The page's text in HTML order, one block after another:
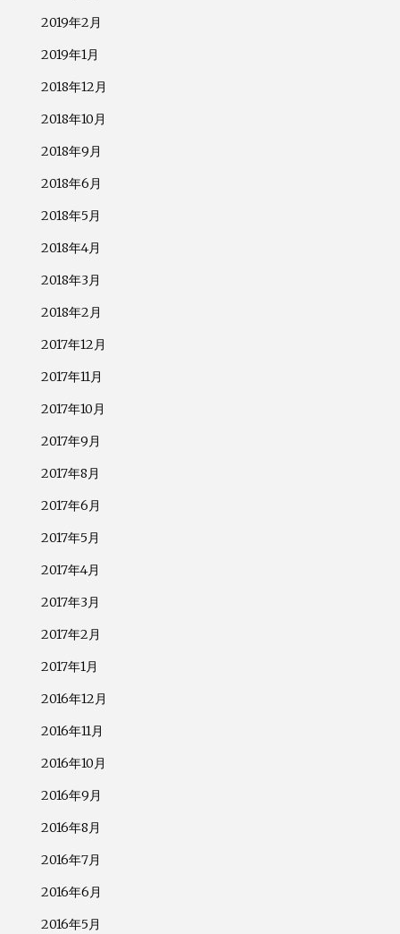
2019年2月
2019年1月
2018年12月
2018年10月
2018年9月
2018年6月
2018年5月
2018年4月
2018年3月
2018年2月
2017年12月
2017年11月
2017年10月
2017年9月
2017年8月
2017年6月
2017年5月
2017年4月
2017年3月
2017年2月
2017年1月
2016年12月
2016年11月
2016年10月
2016年9月
2016年8月
2016年7月
2016年6月
2016年5月